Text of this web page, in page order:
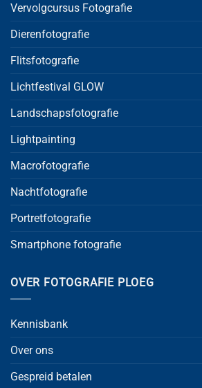
Vervolgcursus Fotografie
Dierenfotografie
Flitsfotografie
Lichtfestival GLOW
Landschapsfotografie
Lightpainting
Macrofotografie
Nachtfotografie
Portretfotografie
Smartphone fotografie
OVER FOTOGRAFIE PLOEG
Kennisbank
Over ons
Gespreid betalen